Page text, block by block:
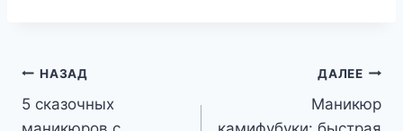
Навигация
по
НАЗАД
5 сказочных
ДАЛЕЕ
Маникюр